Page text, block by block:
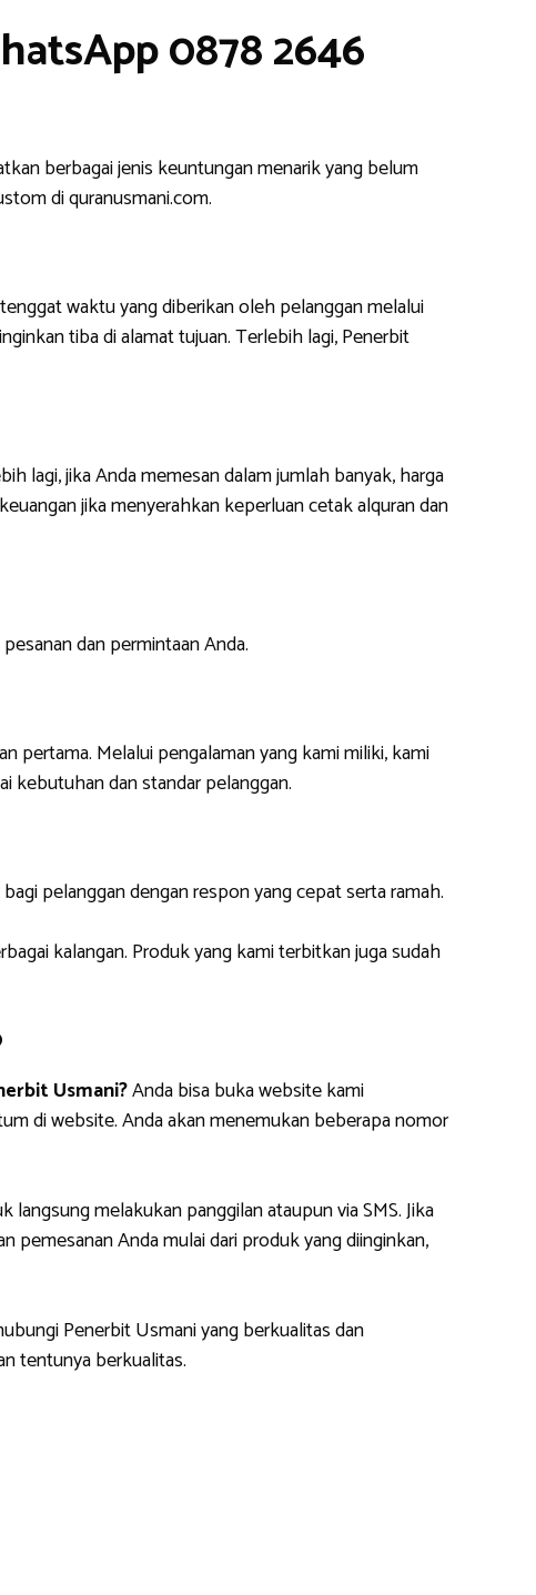
0878 2646
berbagai jenis keuntungan menarik yang belum
di quranusmani.com.
waktu yang diberikan oleh pelanggan melalui
tiba di alamat tujuan. Terlebih lagi, Penerbit
lagi, jika Anda memesan dalam jumlah banyak, harga
jika menyerahkan keperluan cetak alquran dan
dan permintaan Anda.
pertama. Melalui pengalaman yang kami miliki, kami
kebutuhan dan standar pelanggan.
pelanggan dengan respon yang cepat serta ramah.
kalangan. Produk yang kami terbitkan juga sudah
Usmani?Anda bisa buka website kami
di website. Anda akan menemukan beberapa nomor
melakukan panggilan ataupun via SMS. Jika
pemesanan Anda mulai dari produk yang diinginkan,
Penerbit Usmani yang berkualitas dan
tentunya berkualitas.